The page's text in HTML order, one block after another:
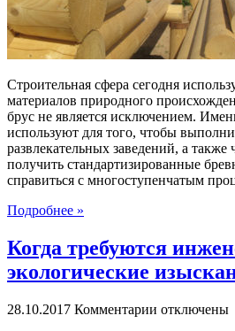
Строительная сфера сегодня
материалов природного
брус не является исключением.
используют для того, чтобы
развлекательных заведений, а
получить стандартизированные
справиться с многоступенчатым
Подробнее »
Когда требуются
экологические
28.10.2017 Комментарии котключены